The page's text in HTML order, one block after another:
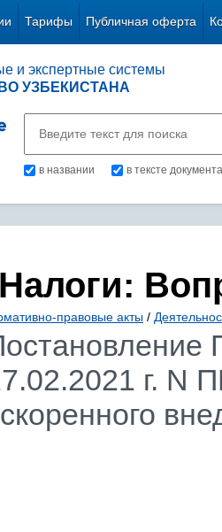
Тарифы Публичная оферта
и экспертные системы
УЗБЕКИСТАНА
в названии в тексте документа
Налоги:
правовые акты /
г. N